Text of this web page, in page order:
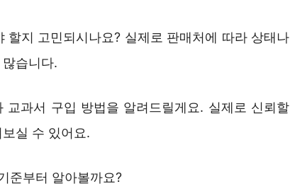
지 고민되시나요? 실제로 판매처에 따라 상태나
습니다.
과서 구입 방법을 알려드릴게요. 실제로 신뢰할
실 수 있어요.
준부터 알아볼까요?